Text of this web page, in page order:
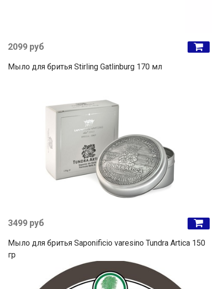
2099 руб
Мыло для бритья Stirling Gatlinburg 170 мл
3499 руб
Мыло для бритья Saponificio varesino Tundra Artica 150
гр